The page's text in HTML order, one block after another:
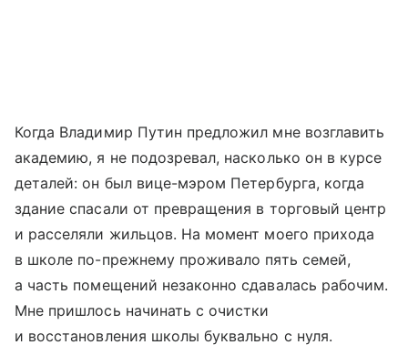
Когда Владимир Путин предложил мне возглавить
академию, я не подозревал, насколько он в курсе
деталей: он был вице-мэром Петербурга, когда
здание спасали от превращения в торговый центр
и расселяли жильцов. На момент моего прихода
в школе по-прежнему проживало пять семей,
а часть помещений незаконно сдавалась рабочим.
Мне пришлось начинать с очистки
и восстановления школы буквально с нуля.